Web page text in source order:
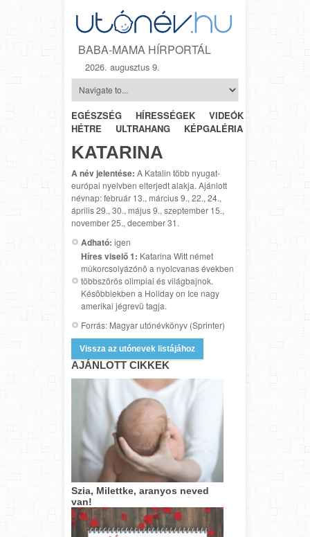
BABA-MAMA HÍRPORTÁL
2026. augusztus 9.
EGÉSZSÉG HÍRESSÉGEK VIDEÓK
HÉTRŐL-
HÉTRE
ULTRAHANG KÉPGALÉRIA
KATARINA
A név jelentése: A Katalin több nyugat-
európai nyelvben elterjedt alakja. Ajánlott
névnap: február 13., március 9., 22., 24.,
április 29., 30., május 9., szeptember 15.,
november 25., december 31.
Adható: igen
Híres viselő 1: Katarina Witt német
mûkorcsolyázónõ a nyolcvanas években
többszörös olimpiai és világbajnok.
Késõbbiekben a Holiday on Ice nagy
amerikai jégrevü tagja.
Forrás: Magyar utónévkönyv (Sprinter)
Vissza az utónevek listájához
AJÁNLOTT CIKKEK
Szia, Milettke, aranyos neved
van!